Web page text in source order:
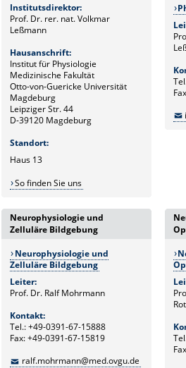
Institutsdirektor:
Prof. Dr. rer. nat. Volkmar
Leßmann
Hausanschrift:
Institut für Physiologie
Medizinische Fakultät
Otto-von-Guericke Universität
Magdeburg
Leipziger Str. 44
D-39120 Magdeburg
Standort:
Haus 13
So finden Sie uns
Neurophysiologie und
Zelluläre Bildgebung
Neurophysiologie und
Zelluläre Bildgebung
Leiter:
Prof. Dr. Ralf Mohrmann
Kontakt:
Tel.: +49-0391-67-15888
Fax: +49-0391-67-15819
ralf.mohrmann@med.ovgu.de